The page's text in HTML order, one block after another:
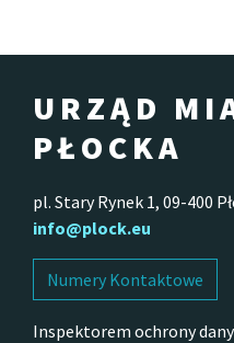
URZĄD
PŁOCKA
pl. Stary Rynek 1, 09-400
info@plock.eu
Numery Kontaktowe
Inspektorem ochrony